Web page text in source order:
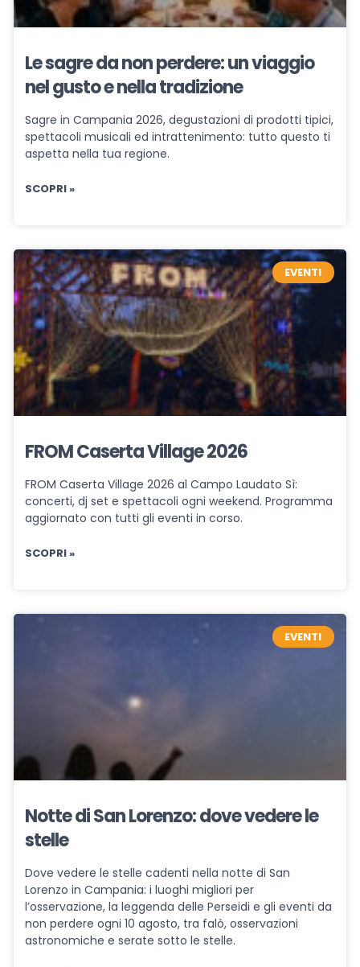
Le sagre da non perdere: un viaggio
nel gusto e nella tradizione
Sagre in Campania 2026, degustazioni di prodotti tipici,
spettacoli musicali ed intrattenimento: tutto questo ti
aspetta nella tua regione.
SCOPRI »
EVENTI
FROM Caserta Village 2026
FROM Caserta Village 2026 al Campo Laudato Sì:
concerti, dj set e spettacoli ogni weekend. Programma
aggiornato con tutti gli eventi in corso.
SCOPRI »
EVENTI
Notte di San Lorenzo: dove vedere le
stelle
Dove vedere le stelle cadenti nella notte di San
Lorenzo in Campania: i luoghi migliori per
l’osservazione, la leggenda delle Perseidi e gli eventi da
non perdere ogni 10 agosto, tra falò, osservazioni
astronomiche e serate sotto le stelle.